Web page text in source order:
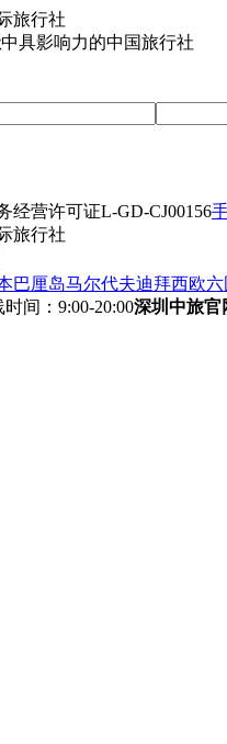
中具影响力的中国旅行社
经营许可证L-GD-CJ00156
巴厘岛马尔代夫迪拜西欧六
间：9:00-20:00深圳中旅官